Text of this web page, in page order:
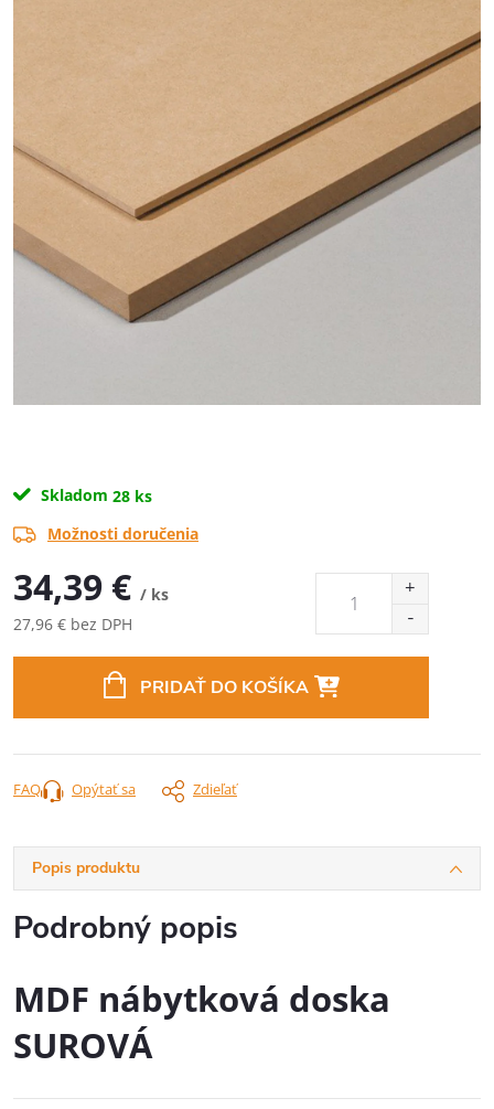
Skladom 28 ks
Možnosti doručenia
34,39 € / ks
27,96 € bez DPH
PRIDAŤ DO KOŠÍKA
Opýtať sa Zdieľať
FAQ
Popis produktu
Podrobný popis
MDF nábytková doska
SUROVÁ